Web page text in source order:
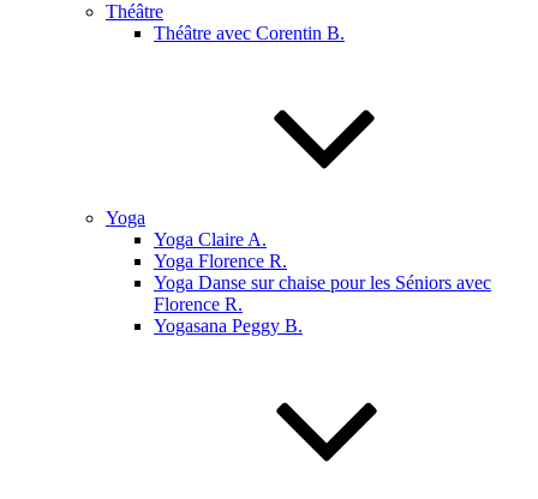
Théâtre
Théâtre avec Corentin B.
Yoga
Yoga Claire A.
Yoga Florence R.
Yoga Danse sur chaise pour les Séniors avec
Florence R.
Yogasana Peggy B.